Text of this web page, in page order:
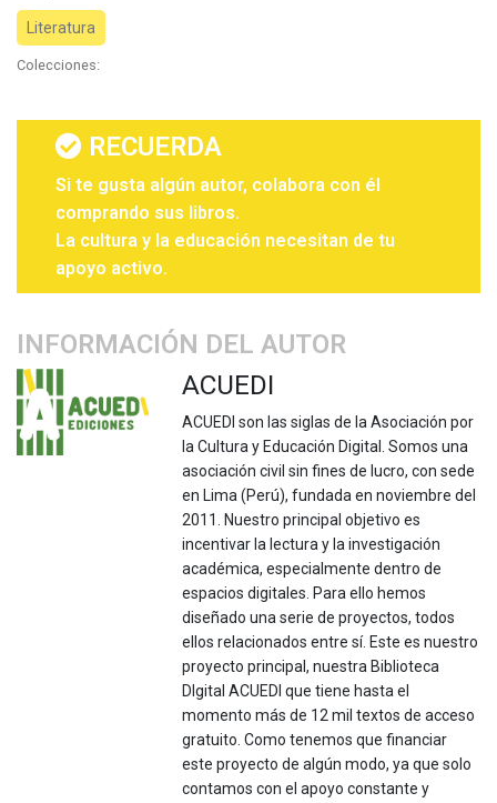
Literatura
Colecciones:
RECUERDA
Si te gusta algún autor, colabora con él
comprando sus libros.
La cultura y la educación necesitan de tu
apoyo activo.
INFORMACIÓN DEL AUTOR
ACUEDI
ACUEDI son las siglas de la Asociación por
la Cultura y Educación Digital. Somos una
asociación civil sin fines de lucro, con sede
en Lima (Perú), fundada en noviembre del
2011. Nuestro principal objetivo es
incentivar la lectura y la investigación
académica, especialmente dentro de
espacios digitales. Para ello hemos
diseñado una serie de proyectos, todos
ellos relacionados entre sí. Este es nuestro
proyecto principal, nuestra Biblioteca
DIgital ACUEDI que tiene hasta el
momento más de 12 mil textos de acceso
gratuito. Como tenemos que financiar
este proyecto de algún modo, ya que solo
contamos con el apoyo constante y